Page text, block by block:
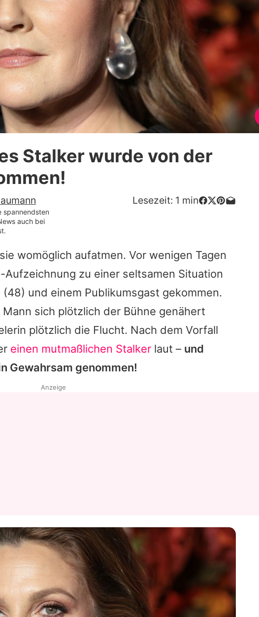
Themen auf Promiflash
Jobs
App runterladen
Redaktionelle Richtlinien
Impressum
Datenschutzerklärung
Nutzungsbedingungen
Utiq verwalten
Stalker wurde von der
Lesezeit: 1 min
spannendsten
auch bei
womöglich aufatmen. Vor wenigen Tagen
zu einer seltsamen Situation
(48) und einem Publikumsgast gekommen.
sich plötzlich der Bühne genähert
plötzlich die Flucht. Nach dem Vorfall
einen mutmaßlichen Stalker laut – und
Gewahrsam genommen!
Anzeige